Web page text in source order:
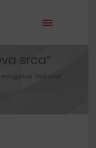
srca”
mozgalica “Dva srca”